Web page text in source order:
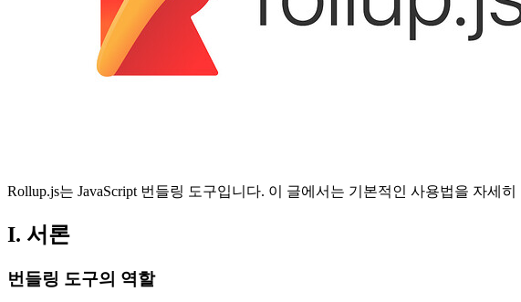
Rollup.js는 JavaScript 번들링 도구입니다. 이 글에서는 기본적인 사용법을 자세
I. 서론
번들링 도구의 역할